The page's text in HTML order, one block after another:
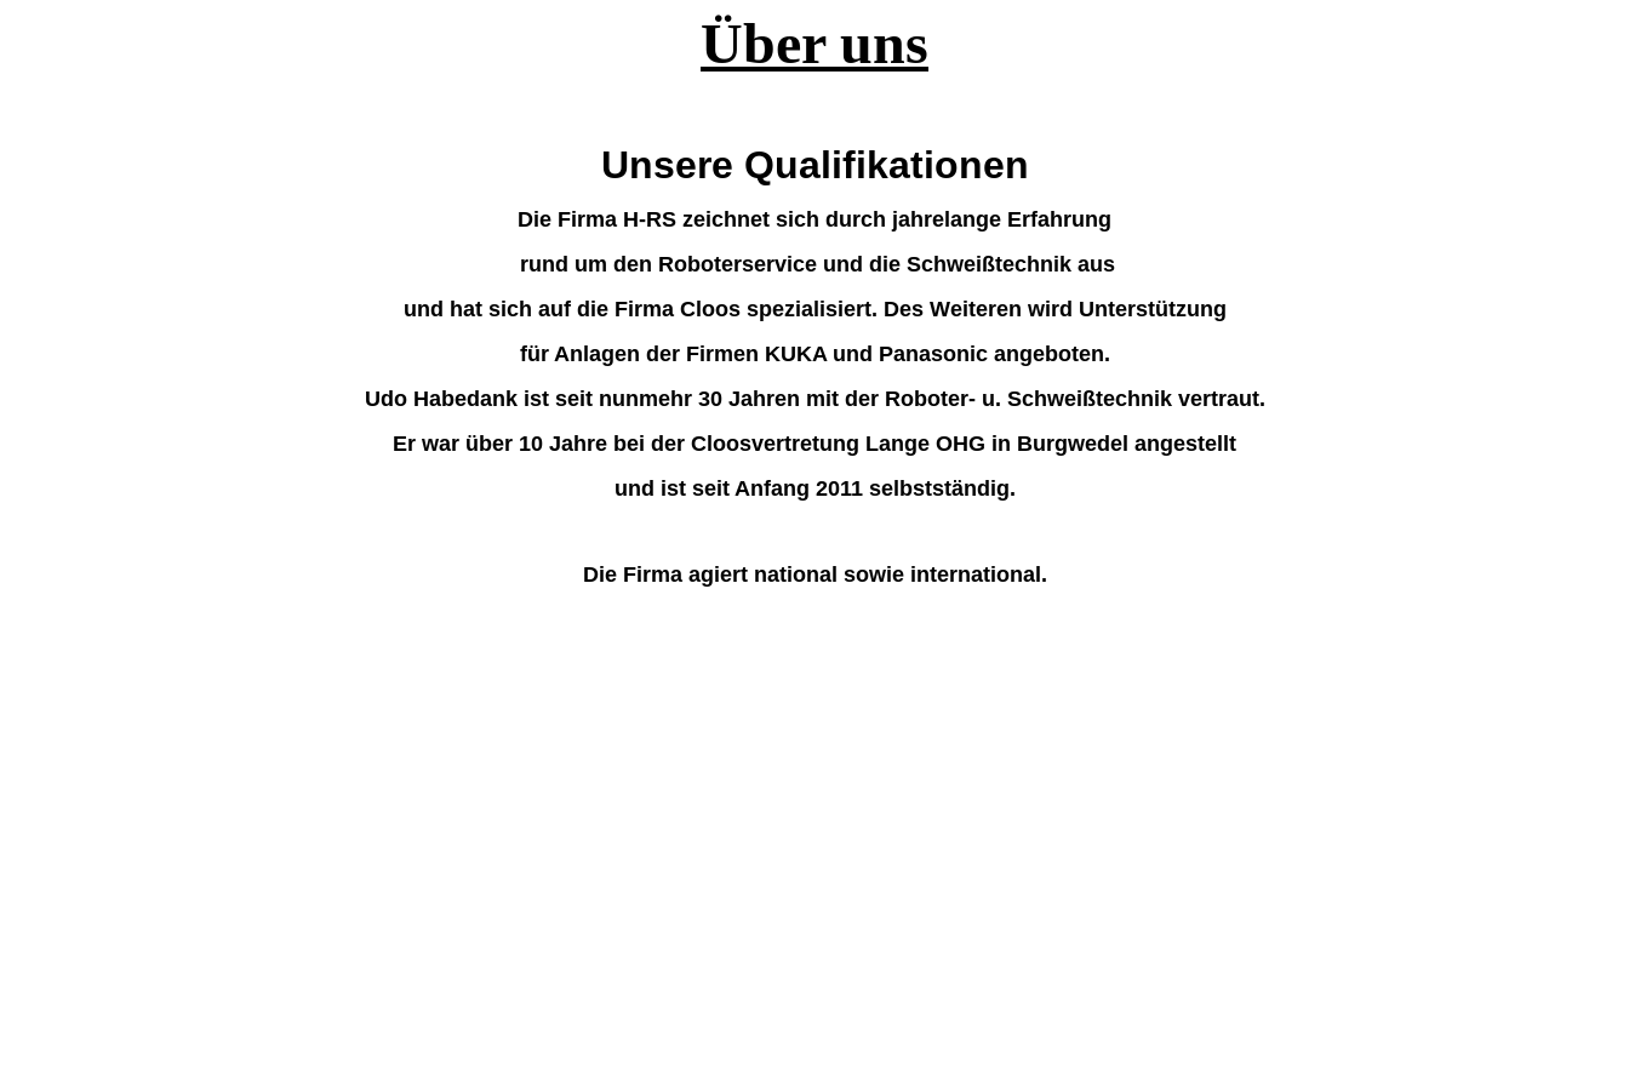
Über uns
Unsere Qualifikationen
Die Firma H-RS zeichnet sich durch jahrelange Erfahrung
rund um den Roboterservice und die Schweißtechnik aus
und hat sich auf die Firma Cloos spezialisiert. Des Weiteren wird Unterstützung
für Anlagen der Firmen KUKA und Panasonic angeboten.
Udo Habedank ist seit nunmehr 30 Jahren mit der Roboter- u. Schweißtechnik vertraut.
Er war über 10 Jahre bei der Cloosvertretung Lange OHG in Burgwedel angestellt
und ist seit Anfang 2011 selbstständig.
Die Firma agiert national sowie international.